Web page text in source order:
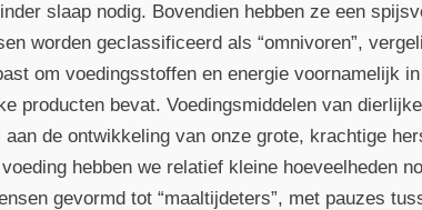
slaap nodig. Bovendien hebben ze een
worden geclassificeerd als “omnivoren”,
om voedingsstoffen en energie voornamelijk
producten bevat. Voedingsmiddelen van
de ontwikkeling van onze grote, krachtige
hebben we relatief kleine hoeveelheden
gevormd tot “maaltijdeters”, met pauzes